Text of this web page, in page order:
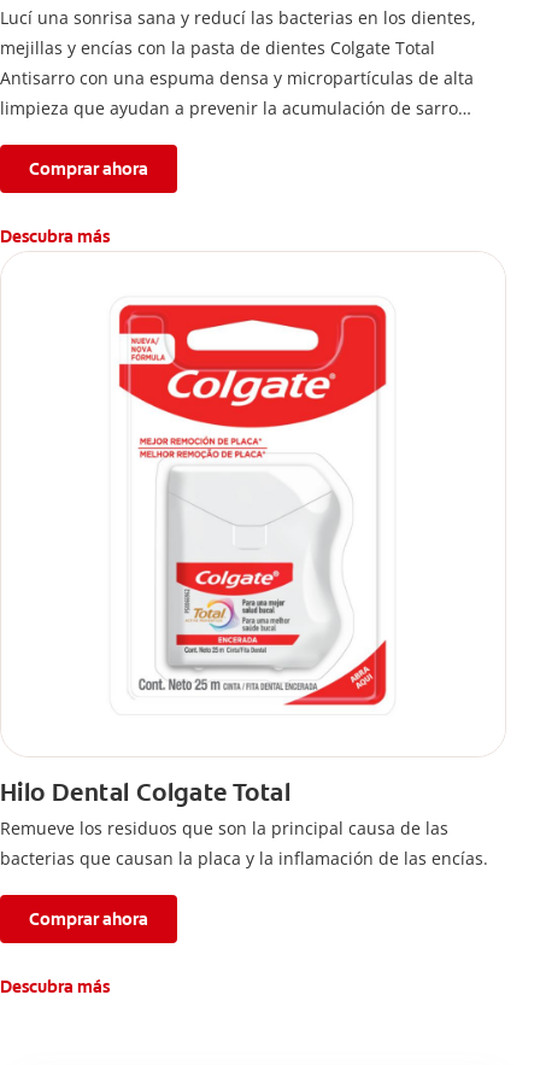
Lucí una sonrisa sana y reducí las bacterias en los dientes,
mejillas y encías con la pasta de dientes Colgate Total
Antisarro con una espuma densa y micropartículas de alta
limpieza que ayudan a prevenir la acumulación de sarro
Comprar ahora
Descubra más
Hilo Dental Colgate Total
Remueve los residuos que son la principal causa de las
bacterias que causan la placa y la inflamación de las encías.
Comprar ahora
Descubra más